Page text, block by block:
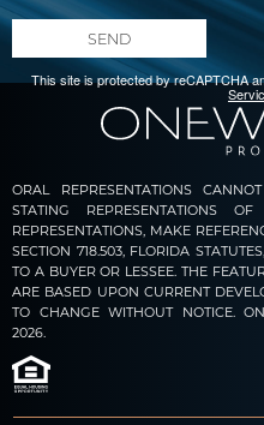
SEND
This site is protected by reCAPTCHA
ORAL REPRESENTATIONS
STATING REPRESENTATIONS
REPRESENTATIONS, MAKE
SECTION 718.503, FLORIDA
TO A BUYER OR LESSEE. THE
ARE BASED UPON CURRENT
TO CHANGE WITHOUT NOTICE.
2026.